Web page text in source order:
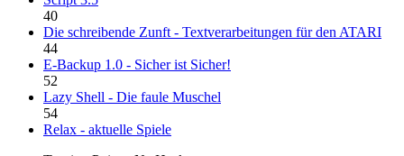
40
Die schreibende Zunft - Textverarbeitungen für den ATARI
44
E-Backup 1.0 - Sicher ist Sicher!
52
Lazy Shell - Die faule Muschel
54
Relax - aktuelle Spiele